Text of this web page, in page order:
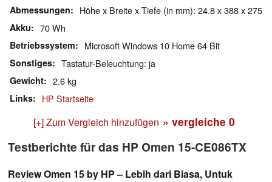
Abmessungen Höhe x Breite x Tiefe (in mm): 24.8 x 388 x 275
Akku 70 Wh
Betriebssystem Microsoft Windows 10 Home 64 Bit
Sonstiges Tastatur-Beleuchtung: ja
Gewicht 2.6 kg
Links HP Startseite
[+] Zum Vergleich hinzufügen » vergleiche 0
Testberichte für das HP Omen 15-CE086TX
Review Omen 15 by HP – Lebih dari Biasa, Untuk